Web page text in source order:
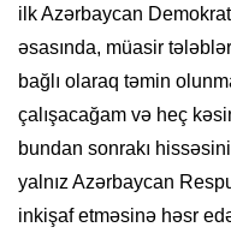
ilk Azərbaycan
əsasında, müasir
bağlı olaraq təmin
çalışacağam və heç
bundan sonrakı
yalnız Azərbaycan
inkişaf etməsinə həsr